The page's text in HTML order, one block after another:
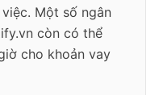
Một số ngân
còn có thể
cho khoản vay